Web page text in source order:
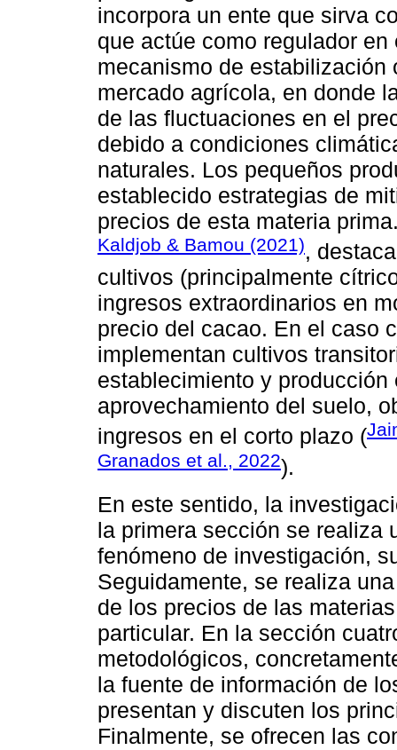
incorpora un ente que sirva
que actúe como regulador
mecanismo de
mercado agrícola, en donde
de las fluctuaciones en el
debido a condiciones
naturales. Los pequeños
establecido estrategias de
precios de esta materia
Kaldjob & Bamou (2021),
cultivos (principalmente
ingresos extraordinarios en
precio del cacao. En el caso
implementan cultivos
establecimiento y
aprovechamiento del suelo,
ingresos en el corto plazo (
Granados et al., 2022).
En este sentido, la
la primera sección se realiza
fenómeno de investigación,
Seguidamente, se realiza
de los precios de las
particular. En la sección
metodológicos,
la fuente de información de
presentan y discuten los
Finalmente, se ofrecen las